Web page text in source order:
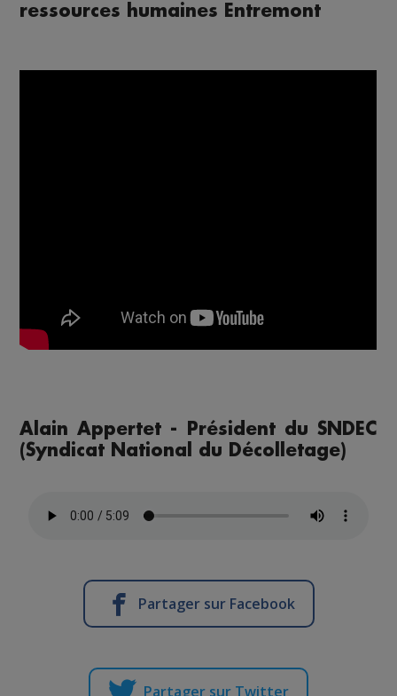
ressources humaines Entremont
Alain Appertet - Président du SNDEC
(Syndicat National du Décolletage)
Partager sur Facebook
Partager sur Twitter